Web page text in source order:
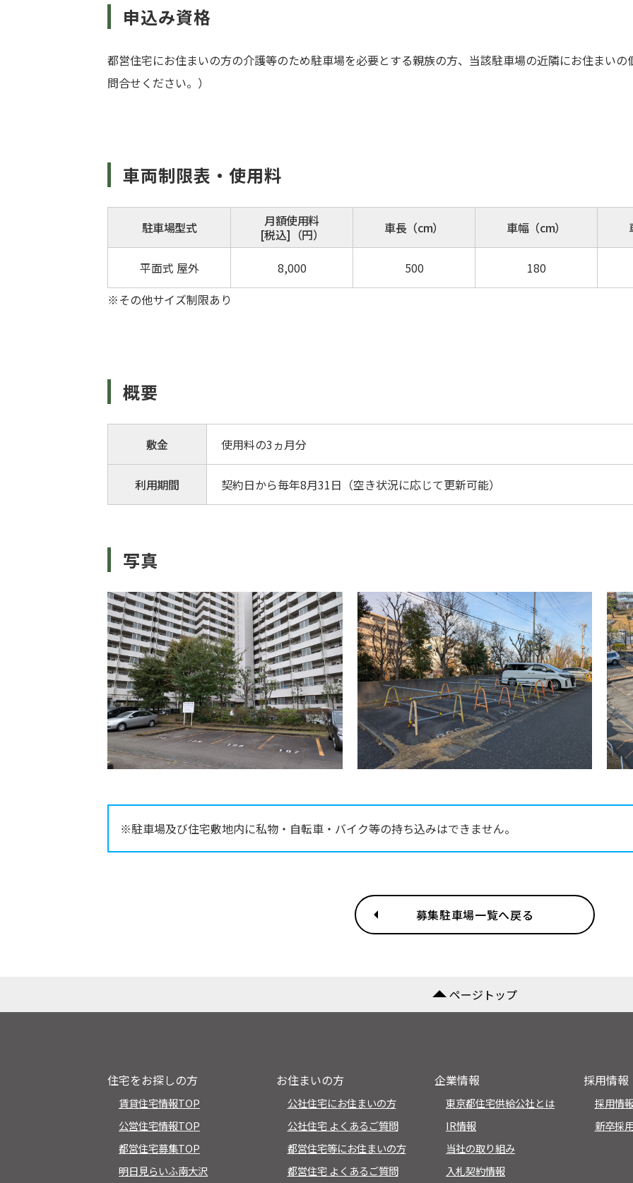
申込み資格
都営住宅にお住まいの方の介護等のため駐車場を必要とする親族の方、当該駐車場の近隣にお住まい
問合せください。）
車両制限表・使用料
駐車場型式
月額使用料
[税込]（円）
車長（cm） 車幅（cm）
平面式 屋外 8,000 500
180
※その他サイズ制限あり
概要
敷金 使用料の3ヵ月分
利用期間 契約日から毎年8月31日（空き状況に応じて更新可能）
写真
※駐車場及び住宅敷地内に私物・自転車・バイク等の持ち込みはできません。
募集駐車場一覧へ戻る
ページトップ
住宅をお探しの方
賃貸住宅情報TOP
公営住宅情報TOP
都営住宅募集TOP
明日見らいふ南大沢
お住まいの方
公社住宅にお住まいの方
公社住宅 よくあるご質問
都営住宅等にお住まいの方
都営住宅 よくあるご質問
企業情報
東京都住宅供給公社とは
IR情報
当社の取り組み
入札契約情報
採用情報
採用情
新卒採